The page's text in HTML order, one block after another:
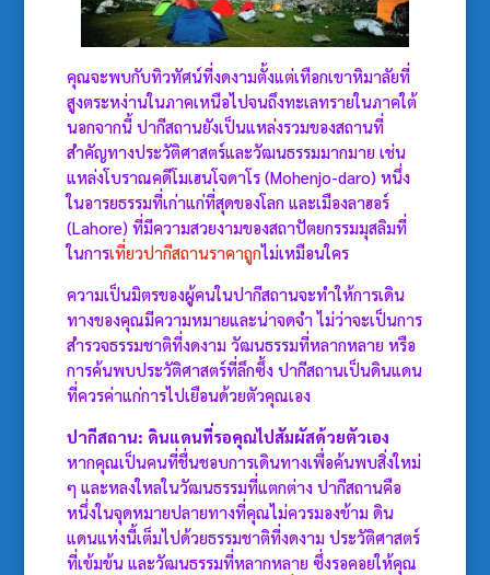
คุณจะพบกับทิวทัศน์ที่งดงามตั้งแต่เทือกเขาหิมาลัยที่
สูงตระหง่านในภาคเหนือไปจนถึงทะเลทรายในภาคใต้
นอกจากนี้ ปากีสถานยังเป็นแหล่งรวมของสถานที่
สำคัญทางประวัติศาสตร์และวัฒนธรรมมากมาย เช่น
แหล่งโบราณคดีโมเฮนโจดาโร (Mohenjo-daro) หนึ่ง
ในอารยธรรมที่เก่าแก่ที่สุดของโลก และเมืองลาฮอร์
(Lahore) ที่มีความสวยงามของสถาปัตยกรรมมุสลิมที่
ในการเที่ยวปากีสถานราคาถูกไม่เหมือนใคร
ความเป็นมิตรของผู้คนในปากีสถานจะทำให้การเดิน
ทางของคุณมีความหมายและน่าจดจำ ไม่ว่าจะเป็นการ
สำรวจธรรมชาติที่งดงาม วัฒนธรรมที่หลากหลาย หรือ
การค้นพบประวัติศาสตร์ที่ลึกซึ้ง ปากีสถานเป็นดินแดน
ที่ควรค่าแก่การไปเยือนด้วยตัวคุณเอง
ปากีสถาน: ดินแดนที่รอคุณไปสัมผัสด้วยตัวเอง
หากคุณเป็นคนที่ชื่นชอบการเดินทางเพื่อค้นพบสิ่งใหม่
ๆ และหลงใหลในวัฒนธรรมที่แตกต่าง ปากีสถานคือ
หนึ่งในจุดหมายปลายทางที่คุณไม่ควรมองข้าม ดิน
แดนแห่งนี้เต็มไปด้วยธรรมชาติที่งดงาม ประวัติศาสตร์
ที่เข้มข้น และวัฒนธรรมที่หลากหลาย ซึ่งรอคอยให้คุณ